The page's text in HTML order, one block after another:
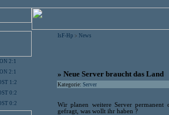
2:1
2:1
1:2
0:2
0:2
IsF-Hp > News
» Neue Server braucht das Land
Kategorie: Server
Wir planen weitere Server
gefragt, was wollt ihr haben ?